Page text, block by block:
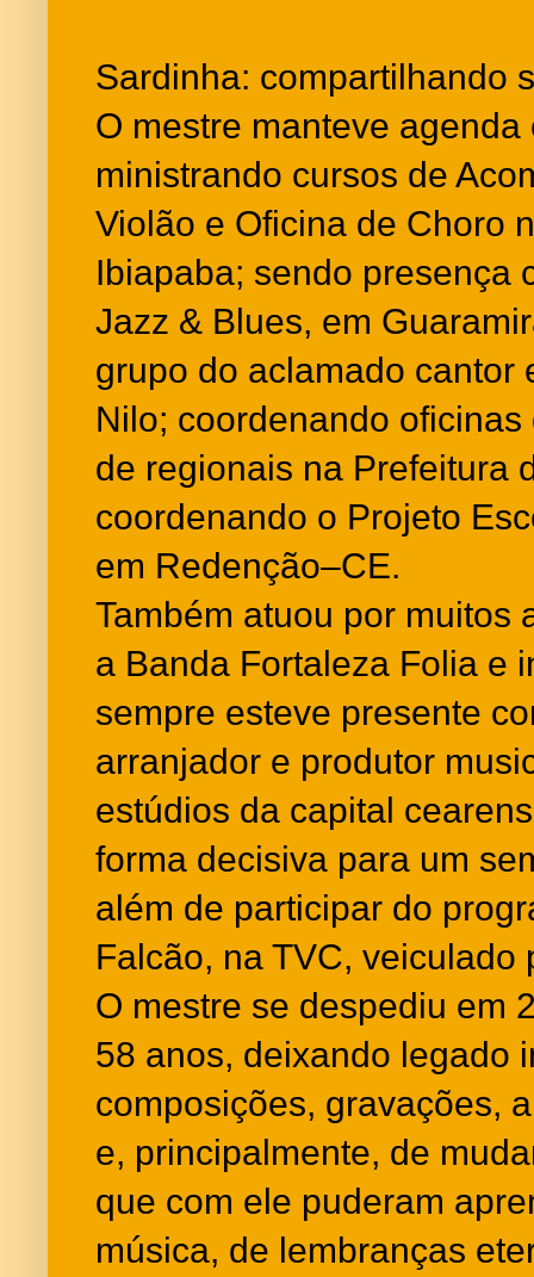
Sardinha: compartilhando
O mestre manteve
ministrando cursos de
Violão e Oficina de Choro
Ibiapaba; sendo presença
Jazz & Blues, em
grupo do aclamado cantor
Nilo; coordenando
de regionais na Prefeitura
coordenando o Projeto
em Redenção–CE.
Também atuou por muitos
a Banda Fortaleza Folia e
sempre esteve presente
arranjador e produtor
estúdios da capital
forma decisiva para um
além de participar do
Falcão, na TVC, veiculado
O mestre se despediu em
58 anos, deixando legado
composições, gravações,
e, principalmente, de
que com ele puderam
música, de lembranças